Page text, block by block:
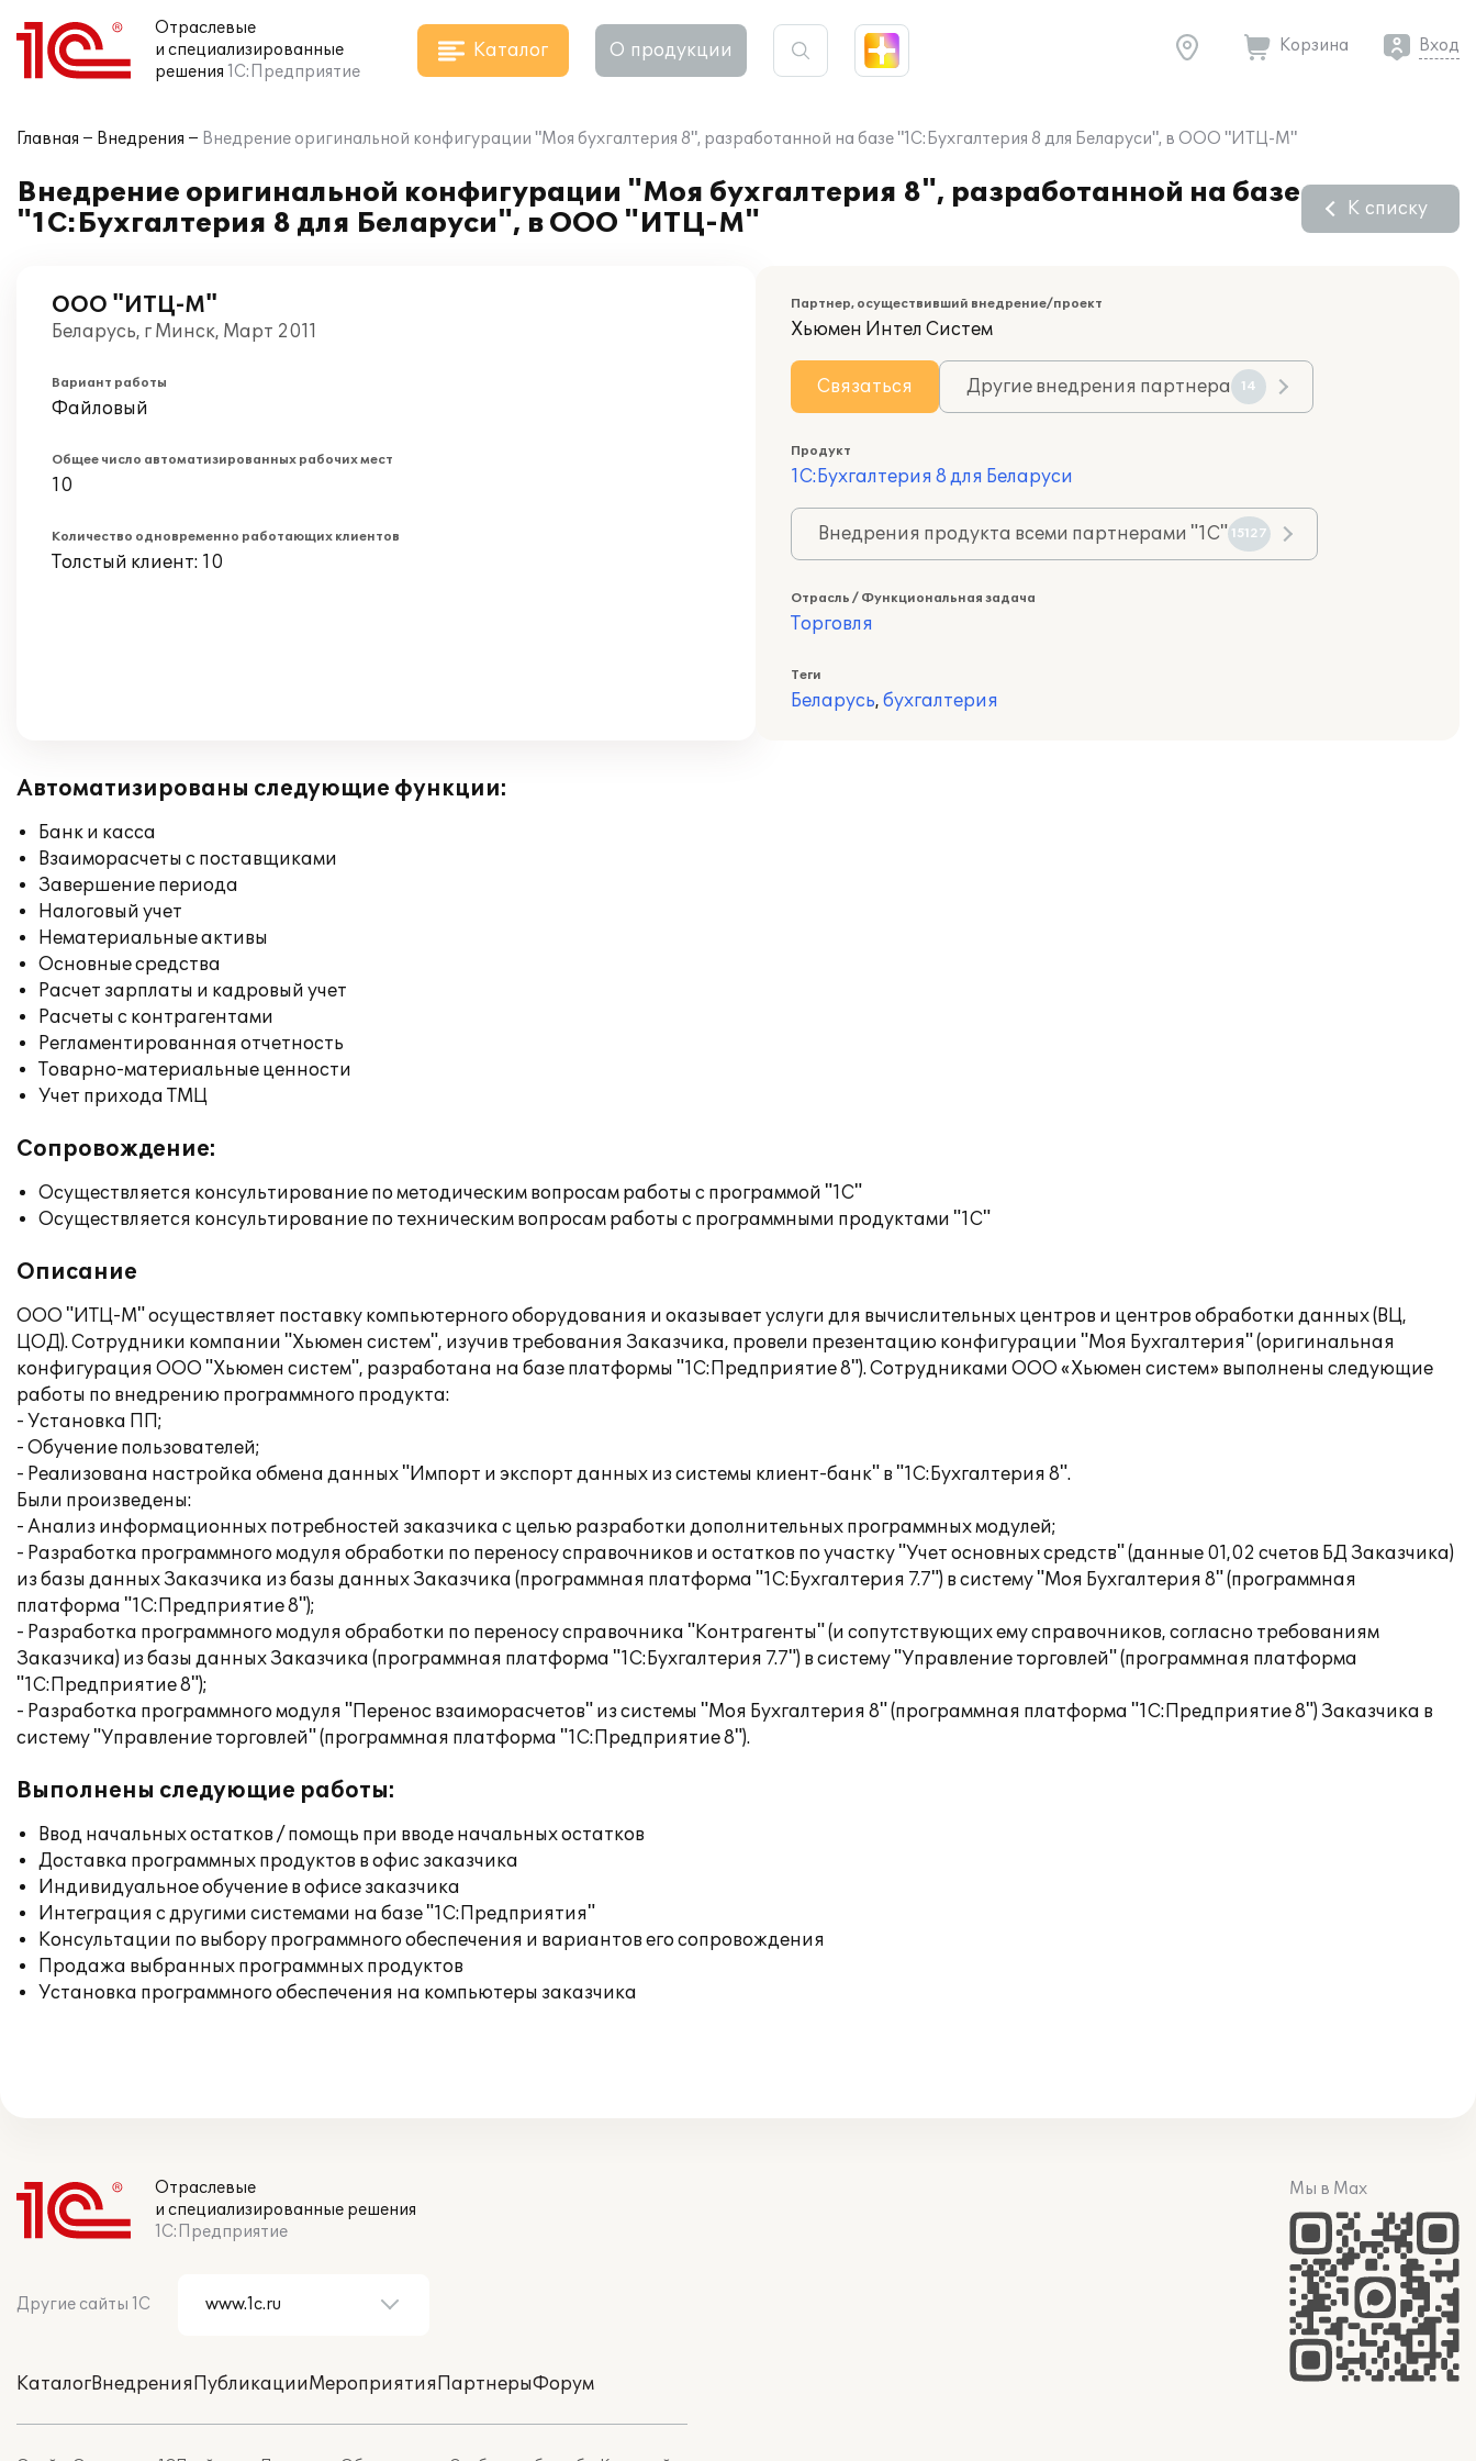
Отраслевые
и специализированные
решения 1С:Предприятие
Каталог О продукции Корзина Вход
Главная Внедрения Внедрение оригинальной конфигурации "Моя бухгалтерия 8", разработанной на базе "1С:Бухгалтерия 8 для Беларуси", в ООО "ИТЦ-М"
Внедрение оригинальной конфигурации "Моя бухгалтерия 8", разработанной на базе
"1С:Бухгалтерия 8 для Беларуси", в ООО "ИТЦ-М"
К списку
ООО "ИТЦ-М"
Беларусь, г Минск, Март 2011
Вариант работы
Файловый
Общее число автоматизированных рабочих мест
10
Количество одновременно работающих клиентов
Толстый клиент: 10
Партнер, осуществивший внедрение/проект
Хьюмен Интел Систем
Связаться Другие внедрения партнера 14
Продукт
1С:Бухгалтерия 8 для Беларуси
Внедрения продукта всеми партнерами "1С" 15127
Отрасль / Функциональная задача
Торговля
Теги
Беларусь, бухгалтерия
Автоматизированы следующие функции:
Банк и касса
Взаиморасчеты с поставщиками
Завершение периода
Налоговый учет
Нематериальные активы
Основные средства
Расчет зарплаты и кадровый учет
Расчеты с контрагентами
Регламентированная отчетность
Товарно-материальные ценности
Учет прихода ТМЦ
Сопровождение:
Осуществляется консультирование по методическим вопросам работы с программой "1С"
Осуществляется консультирование по техническим вопросам работы с программными продуктами "1С"
Описание
ООО "ИТЦ-М" осуществляет поставку компьютерного оборудования и оказывает услуги для вычислительных центров и центров обработки данных (ВЦ,
ЦОД). Сотрудники компании "Хьюмен систем", изучив требования Заказчика, провели презентацию конфигурации "Моя Бухгалтерия" (оригинальная
конфигурация ООО "Хьюмен систем", разработана на базе платформы "1С:Предприятие 8"). Сотрудниками ООО «Хьюмен систем» выполнены следующие
работы по внедрению программного продукта:
- Установка ПП;
- Обучение пользователей;
- Реализована настройка обмена данных "Импорт и экспорт данных из системы клиент-банк" в "1С:Бухгалтерия 8".
Были произведены:
- Анализ информационных потребностей заказчика с целью разработки дополнительных программных модулей;
- Разработка программного модуля обработки по переносу справочников и остатков по участку "Учет основных средств" (данные 01,02 счетов БД Заказчика)
из базы данных Заказчика из базы данных Заказчика (программная платформа "1С:Бухгалтерия 7.7") в систему "Моя Бухгалтерия 8" (программная
платформа "1С:Предприятие 8");
- Разработка программного модуля обработки по переносу справочника "Контрагенты" (и сопутствующих ему справочников, согласно требованиям
Заказчика) из базы данных Заказчика (программная платформа "1С:Бухгалтерия 7.7") в систему "Управление торговлей" (программная платформа
"1С:Предприятие 8");
- Разработка программного модуля "Перенос взаиморасчетов" из системы "Моя Бухгалтерия 8" (программная платформа "1С:Предприятие 8") Заказчика в
систему "Управление торговлей" (программная платформа "1С:Предприятие 8").
Выполнены следующие работы:
Ввод начальных остатков / помощь при вводе начальных остатков
Доставка программных продуктов в офис заказчика
Индивидуальное обучение в офисе заказчика
Интеграция с другими системами на базе "1С:Предприятия"
Консультации по выбору программного обеспечения и вариантов его сопровождения
Продажа выбранных программных продуктов
Установка программного обеспечения на компьютеры заказчика
Отраслевые
и специализированные решения
1С:Предприятие
Другие сайты 1С
КаталогВнедренияПубликацииМероприятияПартнерыФорум
Мы в Max